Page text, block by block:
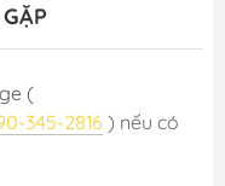
(
345-2816 ) nếu có